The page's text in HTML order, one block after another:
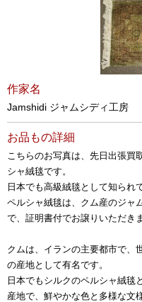
作家名
Jamshidi ジャムシディ工房
お品もの詳細
こちらのお写真は、先日出張買
シャ絨毯です。
日本でも高級絨毯として知られ
ペルシャ絨毯は、クム産のジャ
で、証明書付でお譲りいただき
クムは、イランの主要都市で、
の産地として有名です。
日本でもシルクのペルシャ絨毯
産地で、鮮やかな色と多様な文